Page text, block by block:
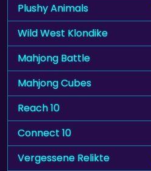
Plushy Animals
Wild West Klondike
Mahjong Battle
Mahjong Cubes
Reach 10
Connect 10
Vergessene Relikte